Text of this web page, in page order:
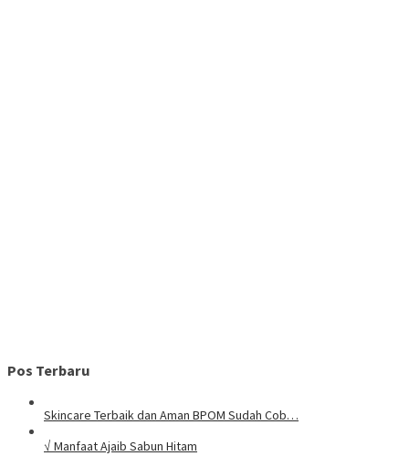
Pos Terbaru
Skincare Terbaik dan Aman BPOM Sudah Cob…
√ Manfaat Ajaib Sabun Hitam